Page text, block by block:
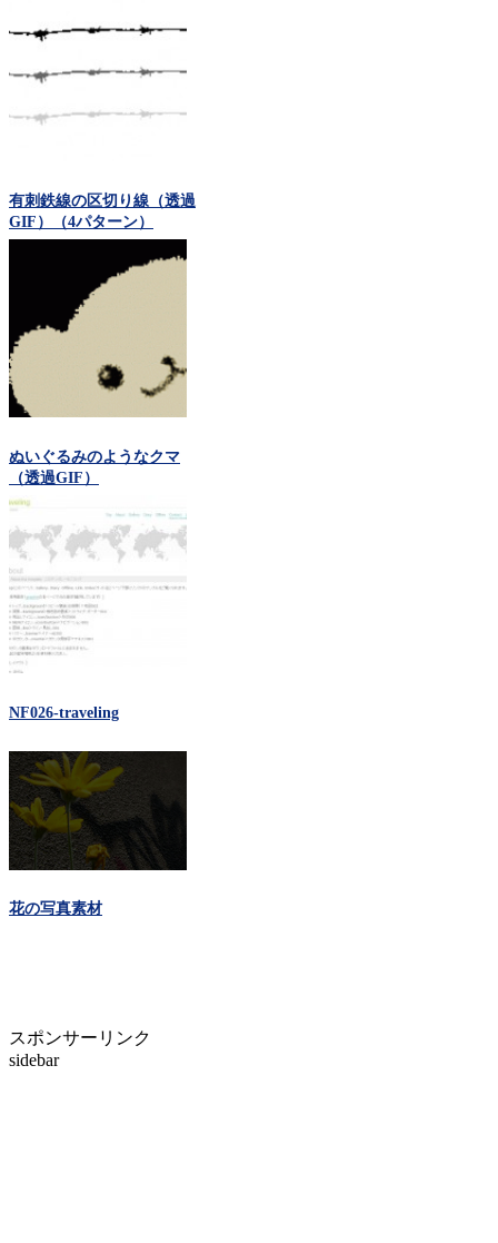
有刺鉄線の区切り線（透過
GIF）（4パターン）
ぬいぐるみのようなクマ
（透過GIF）
NF026-traveling
花の写真素材
スポンサーリンク
sidebar